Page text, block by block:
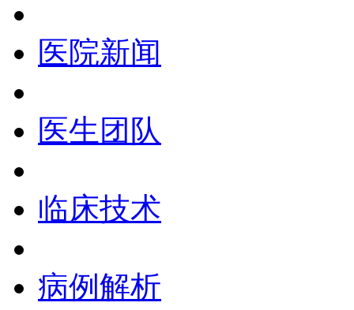
医院新闻
医生团队
临床技术
病例解析